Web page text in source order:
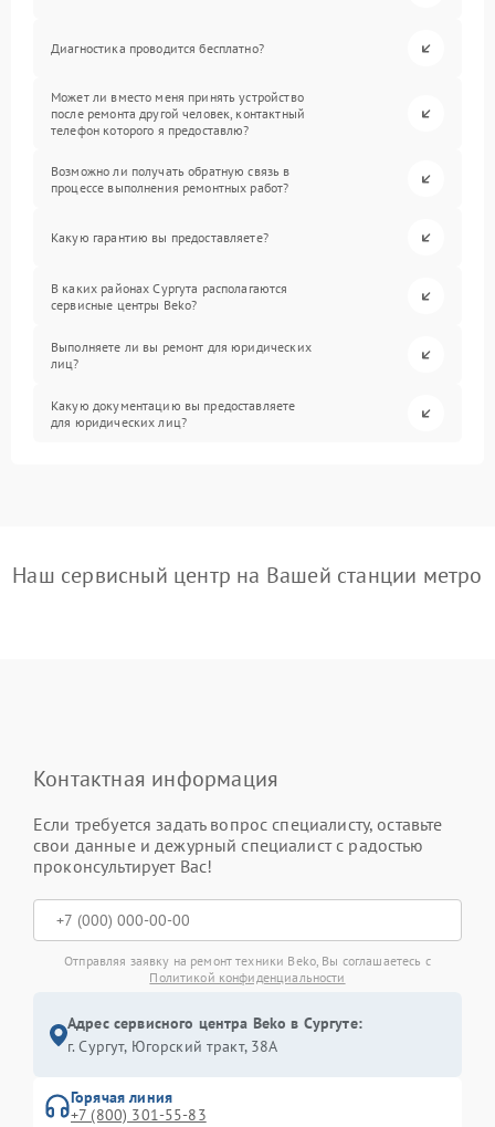
Диагностика проводится бесплатно?
Может ли вместо меня принять устройство
после ремонта другой человек, контактный
телефон которого я предоставлю?
Возможно ли получать обратную связь в
процессе выполнения ремонтных работ?
Какую гарантию вы предоставляете?
В каких районах Сургута располагаются
сервисные центры Beko?
Выполняете ли вы ремонт для юридических
лиц?
Какую документацию вы предоставляете
для юридических лиц?
Наш сервисный центр на Вашей станции метро
Контактная информация
Если требуется задать вопрос специалисту, оставьте
свои данные и дежурный специалист с радостью
проконсультирует Вас!
Отправляя заявку на ремонт техники Beko, Вы соглашаетесь с
Политикой конфиденциальности
Адрес сервисного центра Beko в Сургуте:
г. Сургут, Югорский тракт, 38А
Горячая линия
+7 (800) 301-55-83